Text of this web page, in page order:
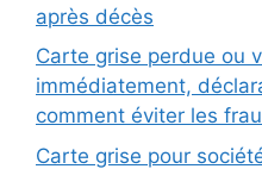
après décès
Carte grise perdue ou
immédiatement,
comment éviter les
Carte grise pour